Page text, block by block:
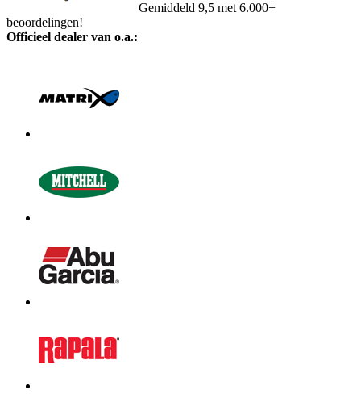
Gemiddeld 9,5 met 6.000+
beoordelingen!
Officieel dealer van o.a.: